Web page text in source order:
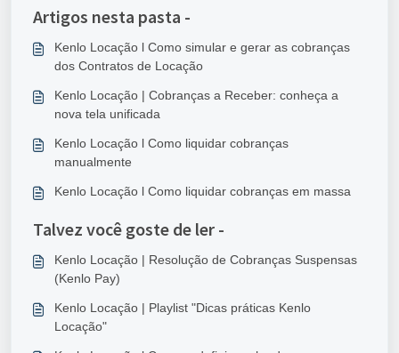
Artigos nesta pasta -
Kenlo Locação l Como simular e gerar as cobranças
dos Contratos de Locação
Kenlo Locação | Cobranças a Receber: conheça a
nova tela unificada
Kenlo Locação l Como liquidar cobranças
manualmente
Kenlo Locação l Como liquidar cobranças em massa
Talvez você goste de ler -
Kenlo Locação | Resolução de Cobranças Suspensas
(Kenlo Pay)
Kenlo Locação | Playlist "Dicas práticas Kenlo
Locação"